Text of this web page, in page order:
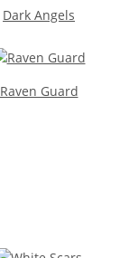
Dark Angels
Raven Guard